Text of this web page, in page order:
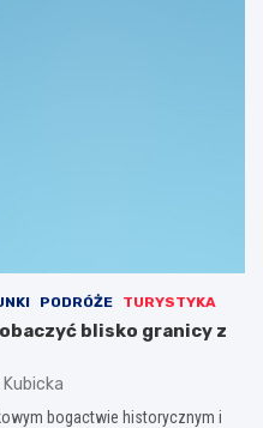
PODRÓŻE TURYSTYKA
blisko granicy z
bogactwie historycznym i